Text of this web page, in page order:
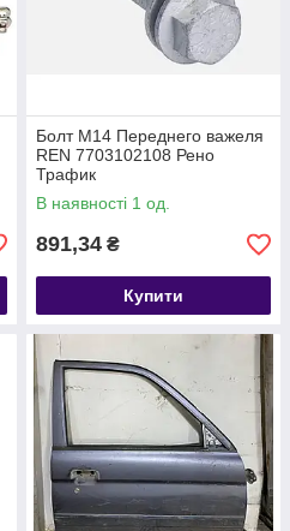
Болт М14 Переднего важеля
REN 7703102108 Рено
Трафик
В наявності 1 од.
891,34 ₴
Купити